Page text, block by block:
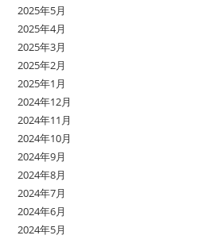
2025年5月
2025年4月
2025年3月
2025年2月
2025年1月
2024年12月
2024年11月
2024年10月
2024年9月
2024年8月
2024年7月
2024年6月
2024年5月